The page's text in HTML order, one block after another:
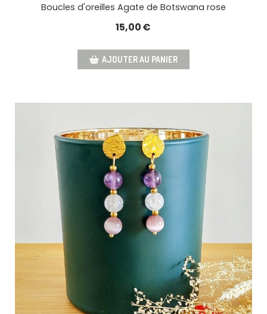
Boucles d'oreilles Agate de Botswana rose
15,00€
AJOUTER AU PANIER